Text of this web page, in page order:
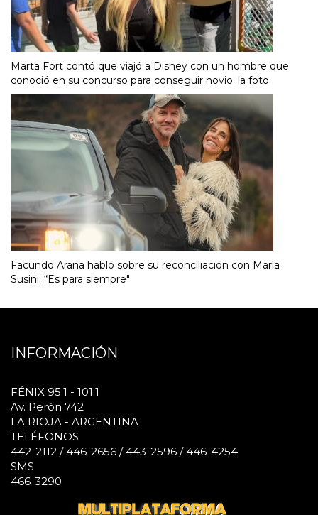
Marta Fort contó que viajó a Disney con un hombre que
conoció en su concurso para conseguir novio: la foto
Facundo Arana habló sobre su reconciliación con María
Susini: “Es para siempre"
INFORMACIÓN
FÉNIX 95.1 - 101.1
Av. Perón 742
LA RIOJA - ARGENTINA
TELÉFONOS
442-2112 / 446-2656 / 443-2596 / 446-4254
SMS
466-3290